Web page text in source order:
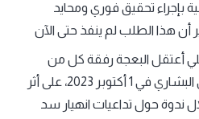
بإجراء تحقيق فوري ومحايد
هذا الطلب لم ينفذ حتى الآن
أعتقل البعجة رفقة كل من
الناشط سراج دغمان وطارق البشاري في 1 أكتوبر 2023، على أثر
حول تداعيات انهيار سد